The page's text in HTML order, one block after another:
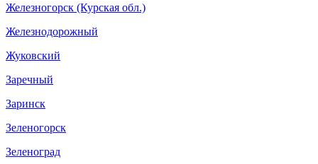
Железногорск (Курская обл.)
Железнодорожный
Жуковский
Заречный
Заринск
Зеленогорск
Зеленоград